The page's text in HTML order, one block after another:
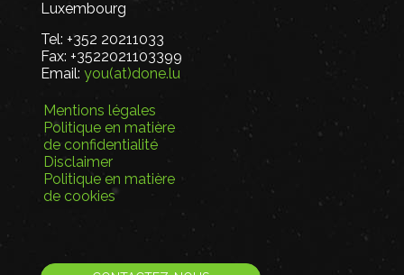
Luxembourg
Tel: +352 20211033
Fax: +3522021103399
Email: you(at)done.lu
Mentions légales
Politique en matière
de confidentialité
Disclaimer
Politique en matière
de cookies